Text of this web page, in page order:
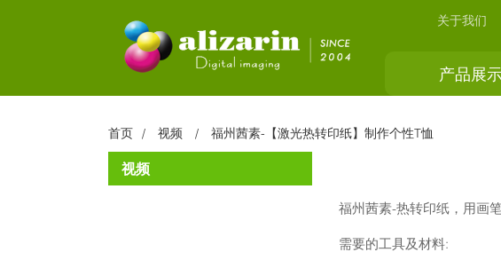
关于我们
产品展
首页 视频 福州茜素-【激光热转印纸】制作个性T恤
视频
福州茜素-热转印纸，用画
需要的工具及材料: